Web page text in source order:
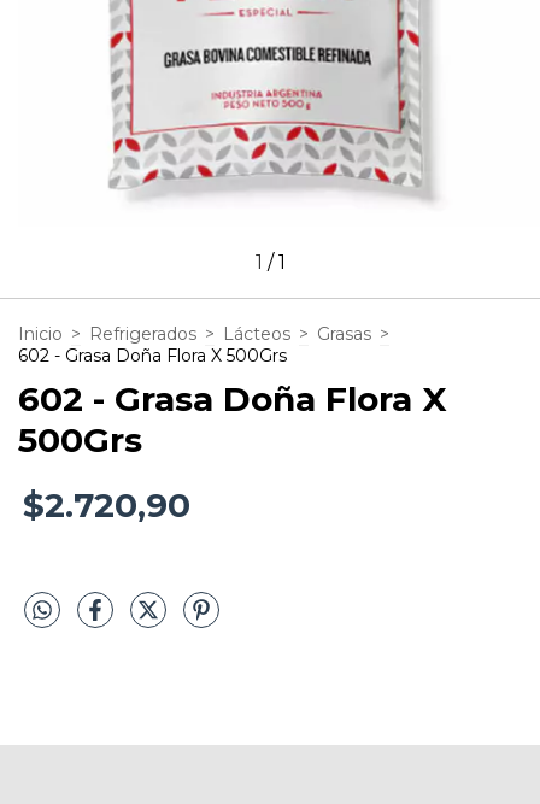
1 /1
Inicio > Refrigerados > Lácteos > Grasas >
602 - Grasa Doña Flora X 500Grs
602 - Grasa Doña Flora X
500Grs
$2.720,90